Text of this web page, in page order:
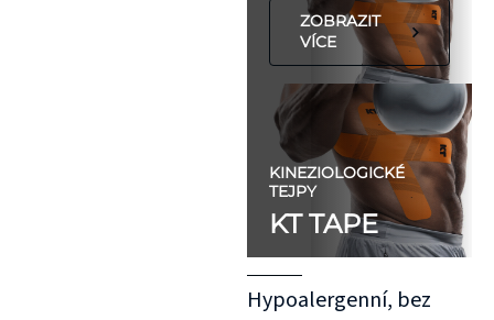
ZOBRAZIT
VÍCE
KINEZIOLOGICKÉ
TEJPY
KT TAPE
Hypoalergenní, bez